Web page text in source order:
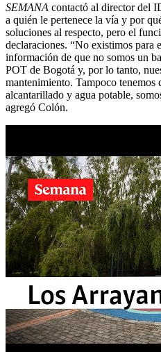
SEMANA contactó al director del
a quién le pertenece la vía y por
soluciones al respecto, pero el
declaraciones. “No existimos para
información de que no somos un
POT de Bogotá y, por lo tanto,
mantenimiento. Tampoco tenemos
alcantarillado y agua potable,
agregó Colón.